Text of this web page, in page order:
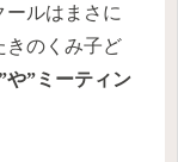
ルはまさに
きのくみ子ど
や”ミーティン